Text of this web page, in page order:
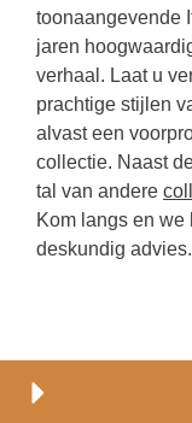
toonaangevende
jaren
verhaal. Laat u
prachtige stijlen
alvast een
collectie. Naast
tal van andere
Kom langs en we
deskundig advies.